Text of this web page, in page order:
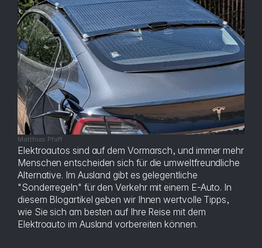
Matthias Pfaff
Elektroautos sind auf dem Vormarsch, und immer mehr
Menschen entscheiden sich für die umweltfreundliche
Alternative. Im Ausland gibt es gelegentliche
"Sonderregeln" für den Verkehr mit einem E-Auto. In
diesem Blogartikel geben wir Ihnen wertvolle Tipps,
wie Sie sich am besten auf Ihre Reise mit dem
Elektroauto im Ausland vorbereiten können.